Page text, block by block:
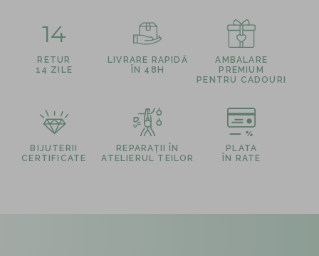
14
RETUR
14 ZILE
LIVRARE RAPIDĂ
ÎN 48H
AMBALARE
PREMIUM
PENTRU CADOURI
BIJUTERII
CERTIFICATE
REPARAȚII ÎN
ATELIERUL TEILOR
PLATA
ÎN RATE